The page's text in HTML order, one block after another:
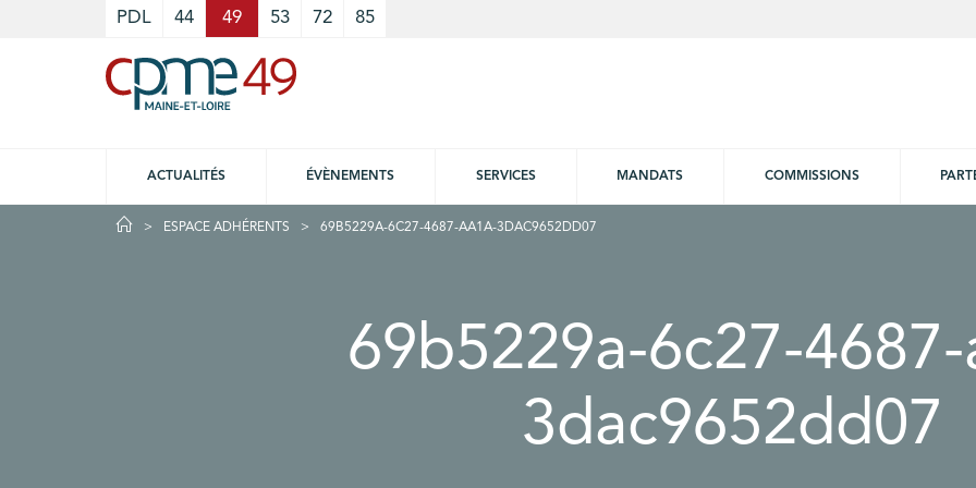
PDL 44 49 53 72 85
ACTUALITÉS ÉVÈNEMENTS SERVICES MANDATS COMMISSIONS
ESPACE ADHÉRENTS 69B5229A-6C27-4687-AA1A-3DAC9652DD07
69b5229a-6c27-4687-
3dac9652dd07
Cookies management panel